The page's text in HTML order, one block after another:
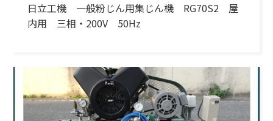
日立工機 一般粉じん用集じん機 RG70S2 屋
内用 三相・200V 50Hz